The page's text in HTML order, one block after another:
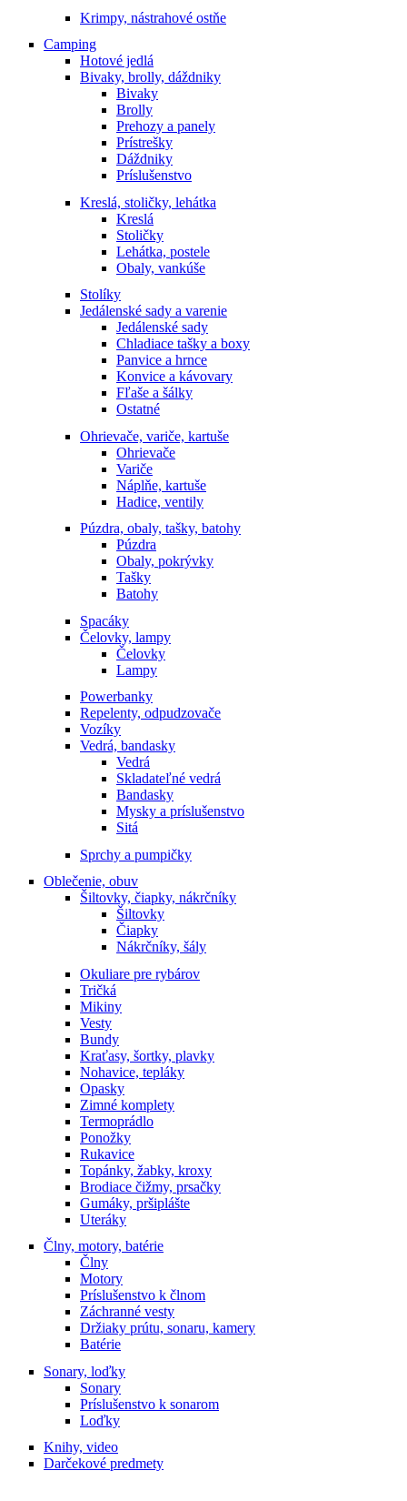
Krimpy, nástrahové ostňe
Camping
Hotové jedlá
Bivaky, brolly, dáždniky
Bivaky
Brolly
Prehozy a panely
Prístrešky
Dáždniky
Príslušenstvo
Kreslá, stoličky, lehátka
Kreslá
Stoličky
Lehátka, postele
Obaly, vankúše
Stolíky
Jedálenské sady a varenie
Jedálenské sady
Chladiace tašky a boxy
Panvice a hrnce
Konvice a kávovary
Fľaše a šálky
Ostatné
Ohrievače, variče, kartuše
Ohrievače
Variče
Náplňe, kartuše
Hadice, ventily
Púzdra, obaly, tašky, batohy
Púzdra
Obaly, pokrývky
Tašky
Batohy
Spacáky
Čelovky, lampy
Čelovky
Lampy
Powerbanky
Repelenty, odpudzovače
Vozíky
Vedrá, bandasky
Vedrá
Skladateľné vedrá
Bandasky
Mysky a príslušenstvo
Sitá
Sprchy a pumpičky
Oblečenie, obuv
Šiltovky, čiapky, nákrčníky
Šiltovky
Čiapky
Nákrčníky, šály
Okuliare pre rybárov
Tričká
Mikiny
Vesty
Bundy
Kraťasy, šortky, plavky
Nohavice, tepláky
Opasky
Zimné komplety
Termoprádlo
Ponožky
Rukavice
Topánky, žabky, kroxy
Brodiace čižmy, prsačky
Gumáky, pršiplášte
Uteráky
Člny, motory, batérie
Člny
Motory
Príslušenstvo k člnom
Záchranné vesty
Držiaky prútu, sonaru, kamery
Batérie
Sonary, loďky
Sonary
Príslušenstvo k sonarom
Loďky
Knihy, video
Darčekové predmety